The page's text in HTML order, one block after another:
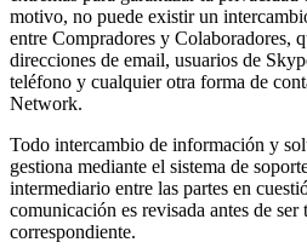
motivo, no puede existir un
entre Compradores y Colaboradores,
direcciones de email, usuarios de
teléfono y cualquier otra forma de
Network.
Todo intercambio de información y
gestiona mediante el sistema de
intermediario entre las partes en
comunicación es revisada antes de ser
correspondiente.